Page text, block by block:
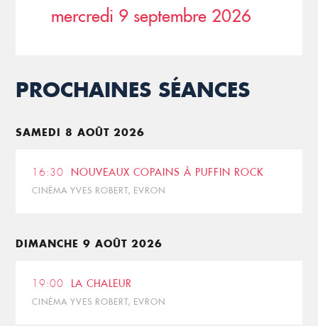
mercredi 9 septembre 2026
PROCHAINES SÉANCES
SAMEDI 8 AOÛT 2026
16:30 NOUVEAUX COPAINS À PUFFIN ROCK
CINÉMA YVES ROBERT, EVRON
DIMANCHE 9 AOÛT 2026
19:00 LA CHALEUR
CINÉMA YVES ROBERT, EVRON